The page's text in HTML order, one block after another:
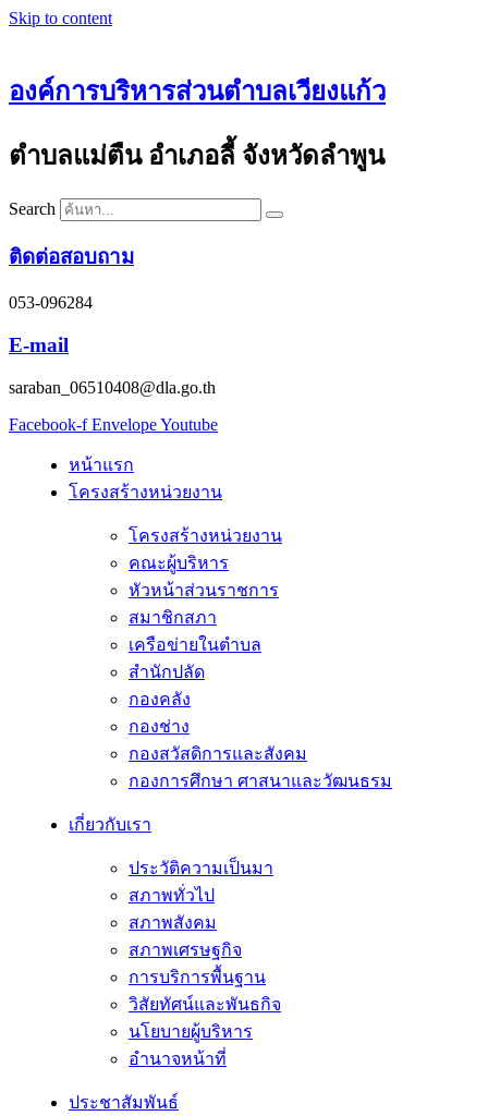
Skip to content
องค์การบริหารส่วนตำบลเวียงแก้ว
ตำบลแม่ตืน อำเภอลี้ จังหวัดลำพูน
Search
ติดต่อสอบถาม
053-096284
E-mail
saraban_06510408@dla.go.th
Facebook-f EnvelopeYoutube
หน้าแรก
โครงสร้างหน่วยงาน
โครงสร้างหน่วยงาน
คณะผู้บริหาร
หัวหน้าส่วนราชการ
สมาชิกสภา
เครือข่ายในตำบล
สำนักปลัด
กองคลัง
กองช่าง
กองสวัสดิการและสังคม
กองการศึกษา ศาสนาและวัฒนธรม
เกี่ยวกับเรา
ประวัติความเป็นมา
สภาพทั่วไป
สภาพสังคม
สภาพเศรษฐกิจ
การบริการพื้นฐาน
วิสัยทัศน์และพันธกิจ
นโยบายผู้บริหาร
อํานาจหน้าที่
ประชาสัมพันธ์